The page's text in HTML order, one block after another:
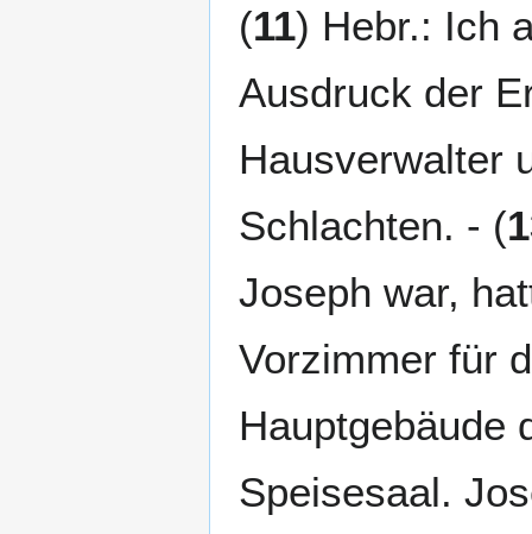
(11) Hebr.: Ich
Ausdruck der
Hausverwalter
Schlachten. - (
Joseph war,
Vorzimmer für
Hauptgebäude
Speisesaal.